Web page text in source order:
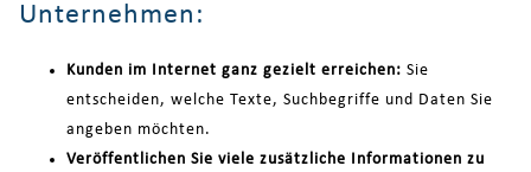
Unternehmen:
Kunden im Internet ganz gezielt erreichen: Sie
entscheiden, welche Texte, Suchbegriffe und Daten Sie
angeben möchten.
Veröffentlichen Sie viele zusätzliche Informationen zu